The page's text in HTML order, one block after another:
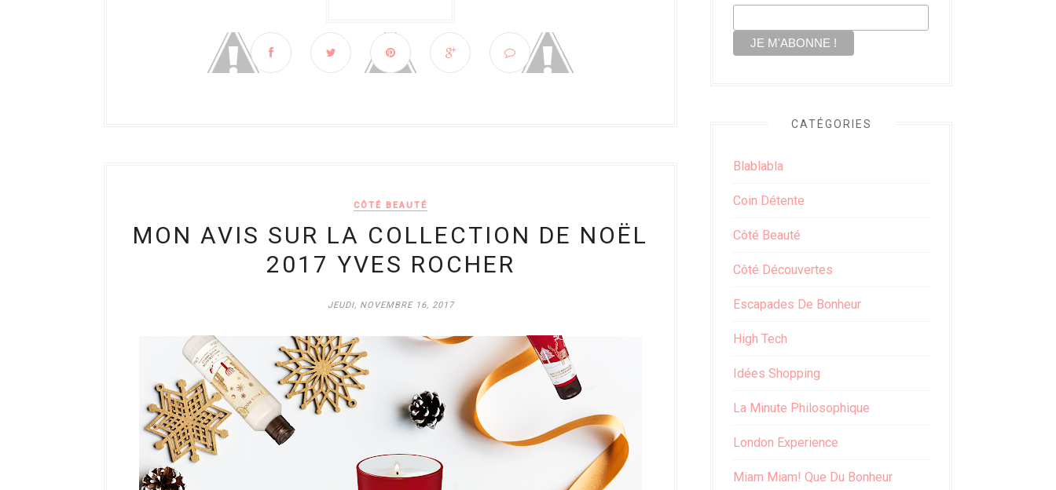
CÔTÉ BEAUTÉ
MON AVIS SUR LA COLLECTION DE NOËL
2017 YVES ROCHER
JEUDI, NOVEMBRE 16, 2017
CATÉGORIES
Blablabla
Coin Détente
Côté Beauté
Côté Découvertes
Escapades De Bonheur
High Tech
Idées Shopping
La Minute Philosophique
London Experience
Miam Miam! Que Du Bonheur